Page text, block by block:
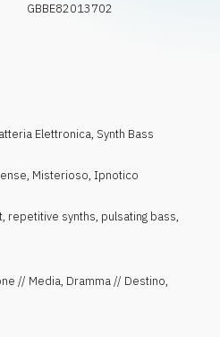
GBBE82013702
Elettronica, Synth Bass
, Misterioso, Ipnotico
repetitive synths, pulsating bass,
// Media, Dramma // Destino,